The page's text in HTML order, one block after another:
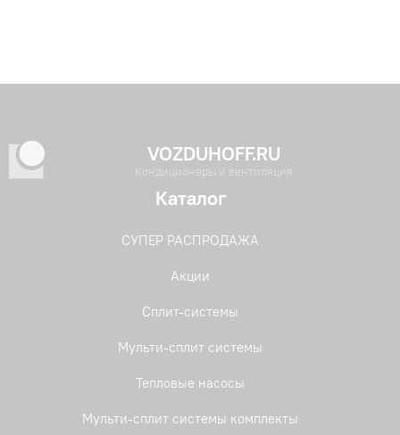
VOZDUHOFF.RU
Кондиционеры и вентиляция
Каталог
СУПЕР РАСПРОДАЖА
Акции
Сплит-системы
Мульти-сплит системы
Тепловые насосы
Мульти-сплит системы комплекты